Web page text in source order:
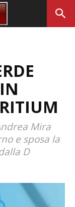
Mira
e sposa la
D